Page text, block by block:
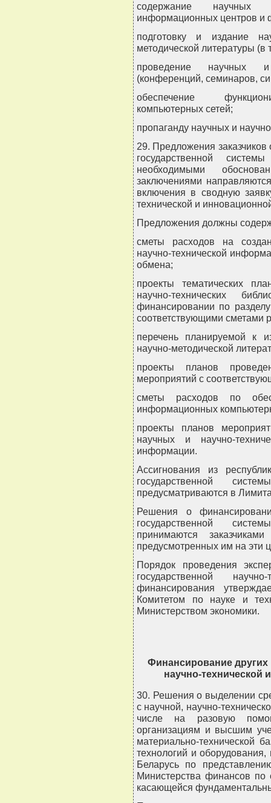
содержание научных и
информационных центров и
подготовку и издание
методической литературы (в
проведение научных и
(конференций, семинаров,
обеспечение
компьютерных сетей;
пропаганду научных и
29. Предложения
государственной
необходимыми
заключениями
включения в сводную
технической и
Предложения должны
сметы расходов на
научно-технической
обмена;
проекты тематических
научно-технических
финансировании по
соответствующими сметами
перечень планируемой к
научно-методической
проекты планов
мероприятий с
сметы расходов по
информационных
проекты планов
научных и научно-
информации.
Ассигнования из
государственной
предусматриваются в
Решения о
государственной
принимаются
предусмотренных им на эти
Порядок проведения
государственной
финансирования
Комитетом по науке и
Министерством экономики.
Финансирование
научно-технической
30. Решения о выделении
с научной, научно-
числе на разовую
организациям и высшим
материально-технической
технологий и
Беларусь по
Министерства финансов
касающейся